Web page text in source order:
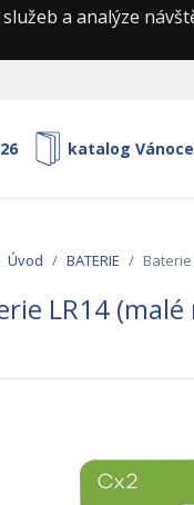
a analýze
katalog Vánoce
Úvod BATERIE Baterie
LR14